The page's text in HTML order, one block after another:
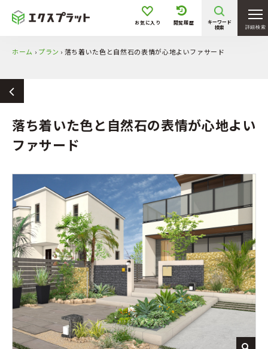
詳細検索
お気に入り 閲覧履歴
キーワード
検索
ホーム › プラン › 落ち着いた色と自然石の表情が心地よいファサード
落ち着いた色と自然石の表情が心地よい
ファサード